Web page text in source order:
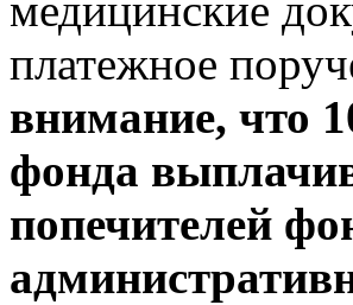
платежное
внимание, что
фонда
попечителей